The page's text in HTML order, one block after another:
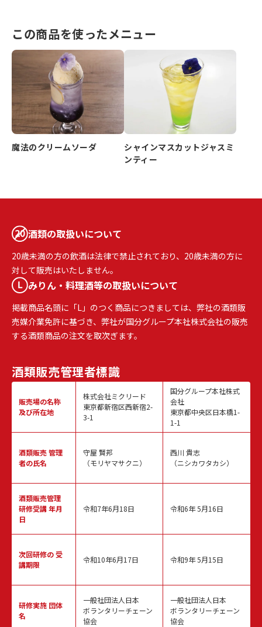
この商品を使ったメニュー
魔法のクリームソーダ
シャインマスカットジャスミ
ンティー
酒類の取扱いについて
20歳未満の方の飲酒は法律で禁止されており、20歳未満の方に
対して販売はいたしません。
みりん・料理酒等の取扱いについて
掲載商品名頭に「L」のつく商品につきましては、弊社の酒類販
売媒介業免許に基づき、弊社が国分グループ本社株式会社の販売
する酒類商品の注文を取次ぎます。
酒類販売管理者標識
販売場の名称
及び所在地
酒類販売管理
者の氏名
酒類販売管理
研修受講 年月
日
次回研修の受
講期限
研修実施 団体
名
株式会社ミクリード
東京都新宿区西新宿2-
3-1
守屋 賢邦
（モリヤマサクニ）
令和7年6月18日
令和10年6月17日
一般社団法人日本
ボランタリーチェーン
協会
国分グループ本社株式
会社
東京都中央区日本橋1-
1-1
西川 貴志
（ニシカワタカシ）
令和6年 5月16日
令和9年 5月15日
一般社団法人日本
ボランタリーチェーン
協会